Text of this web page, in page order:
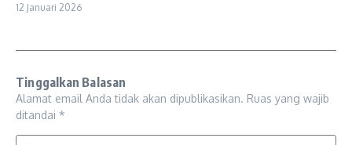
12 Januari 2026
Tinggalkan Balasan
Alamat email Anda tidak akan dipublikasikan. Ruas yang wajib
ditandai *